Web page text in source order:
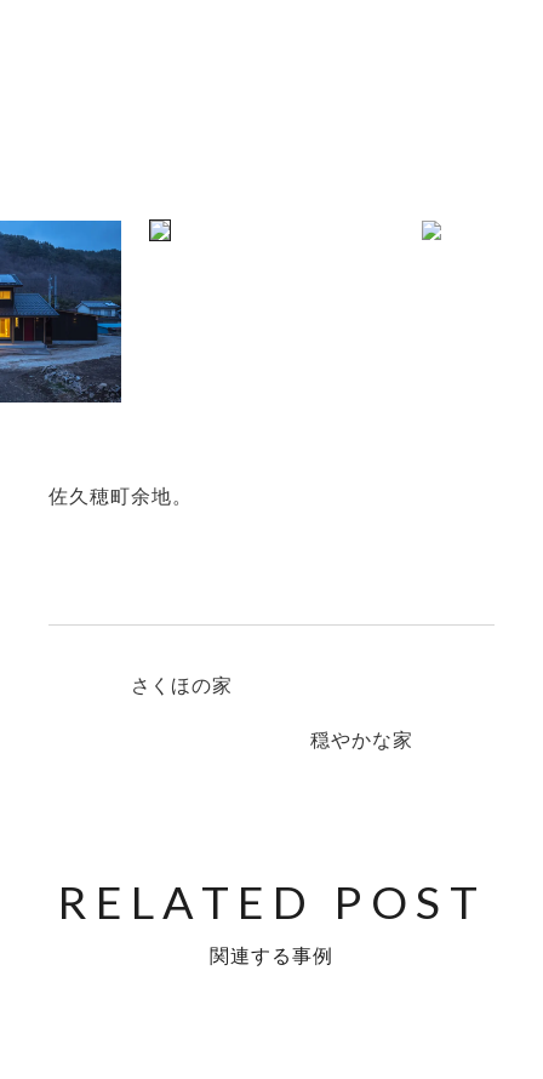
佐久穂町余地。
さくほの家
穏やかな家
関連する事例